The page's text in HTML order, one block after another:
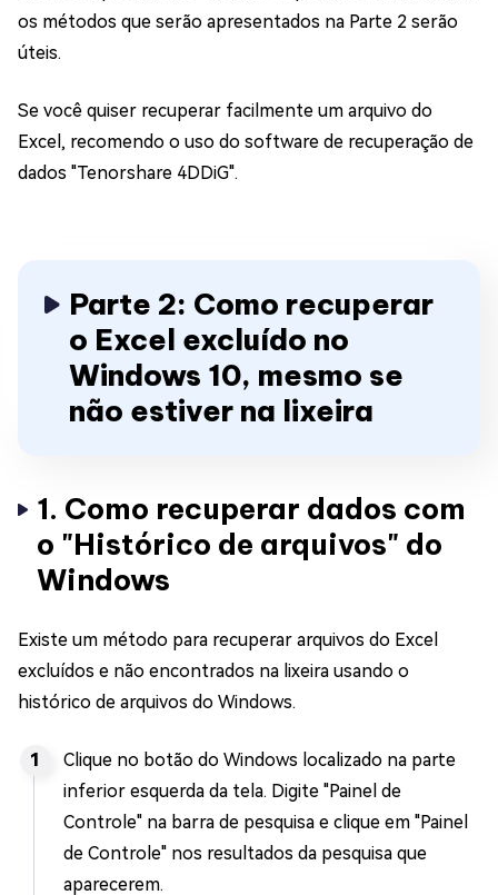
os métodos que serão apresentados na Parte 2 serão
úteis.
Se você quiser recuperar facilmente um arquivo do
Excel, recomendo o uso do software de recuperação de
dados "Tenorshare 4DDiG".
Parte 2: Como recuperar
o Excel excluído no
Windows 10, mesmo se
não estiver na lixeira
1. Como recuperar dados com
o "Histórico de arquivos" do
Windows
Existe um método para recuperar arquivos do Excel
excluídos e não encontrados na lixeira usando o
histórico de arquivos do Windows.
Clique no botão do Windows localizado na parte
inferior esquerda da tela. Digite "Painel de
Controle" na barra de pesquisa e clique em "Painel
de Controle" nos resultados da pesquisa que
aparecerem.